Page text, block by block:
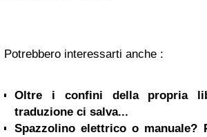
Potrebbero interessarti anche :
Oltre i confini della propria
traduzione ci salva...
Spazzolino elettrico o manuale?